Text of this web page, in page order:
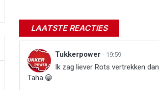
LAATSTE REACTIES
Tukkerpower · 19:59
Ik zag liever Rots vertrekken dan
Taha.😁